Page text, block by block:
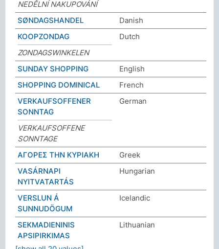
NEDĚLNÍ NAKUPOVÁNÍ
SØNDAGSHANDEL
Danish
KOOPZONDAG
Dutch
ZONDAGSWINKELEN
SUNDAY SHOPPING
English
SHOPPING DOMINICAL
French
VERKAUFSOFFENER
SONNTAG
German
VERKAUFSOFFENE
SONNTAGE
ΑΓΟΡΕΣ ΤΗΝ ΚΥΡΙΑΚΗ
Greek
VASÁRNAPI
NYITVATARTÁS
Hungarian
VERSLUN Á
SUNNUDÖGUM
Icelandic
SEKMADIENINIS
APSIPIRKIMAS
Lithuanian